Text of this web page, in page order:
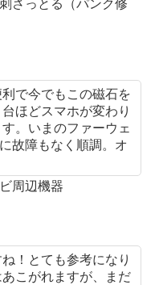
さっとる（パンク修
で今でもこの磁石を
ほどスマホが変わり
。いまのファーウェ
故障もなく順調。オ
周辺機器
！とても参考になり
こがれますが、まだ